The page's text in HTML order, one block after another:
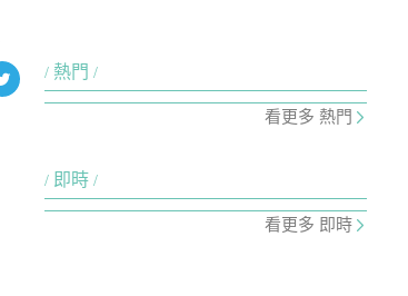
熱門
看更多 熱門
即時
看更多 即時